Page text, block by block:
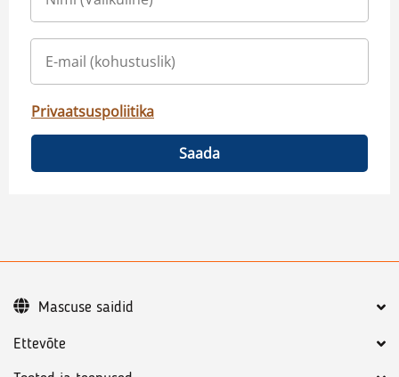
Privaatsuspoliitika
Saada
Ettevõte
Mascuse saidid